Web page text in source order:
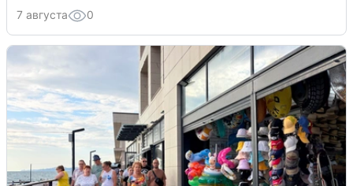
7 августа 0